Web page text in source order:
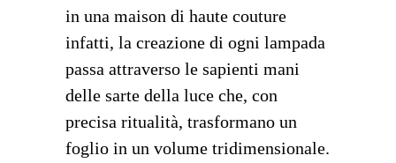
in una maison di haute couture
infatti, la creazione di ogni lampada
passa attraverso le sapienti mani
delle sarte della luce che, con
precisa ritualità, trasformano un
foglio in un volume tridimensionale.